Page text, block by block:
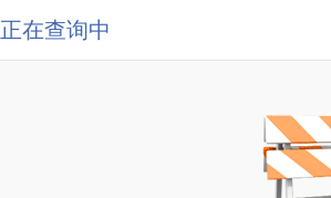
正在查询中